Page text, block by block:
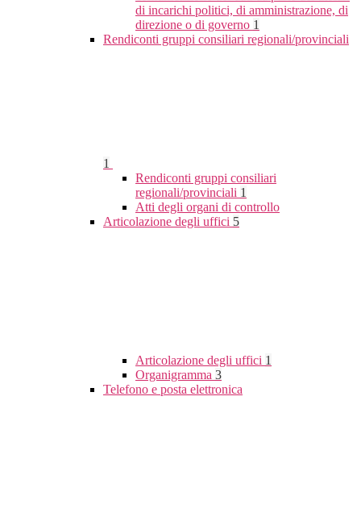
di incarichi politici, di amministrazione, di
direzione o di governo 1
Rendiconti gruppi consiliari regionali/provinciali
1
Rendiconti gruppi consiliari
regionali/provinciali 1
Atti degli organi di controllo
Articolazione degli uffici 5
Articolazione degli uffici 1
Organigramma 3
Telefono e posta elettronica